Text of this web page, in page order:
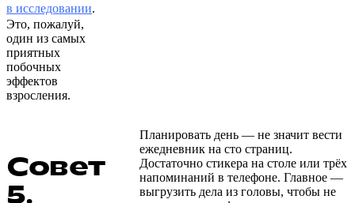
в исследовании.
Это, пожалуй,
один из самых
приятных
побочных
эффектов
взросления.
Совет
5.
Планировать день — не значит вести
ежедневник на сто страниц.
Достаточно стикера на столе или трёх
напоминаний в телефоне. Главное —
выгрузить дела из головы, чтобы не